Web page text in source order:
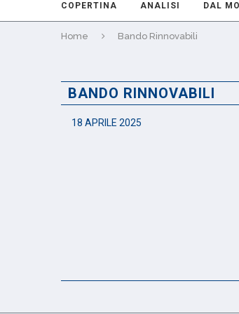
COPERTINA ANALISI DAL
Home Bando Rinnovabili
BANDO RINNOVABILI
18 APRILE 2025